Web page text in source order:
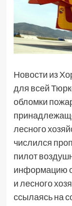
Новости из
для всей
обломки
лесного
числился
пилот
информацию
и лесного
ссылаясь на